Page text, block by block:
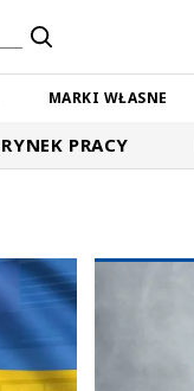
MARKI WŁASNE
RYNEK PRACY